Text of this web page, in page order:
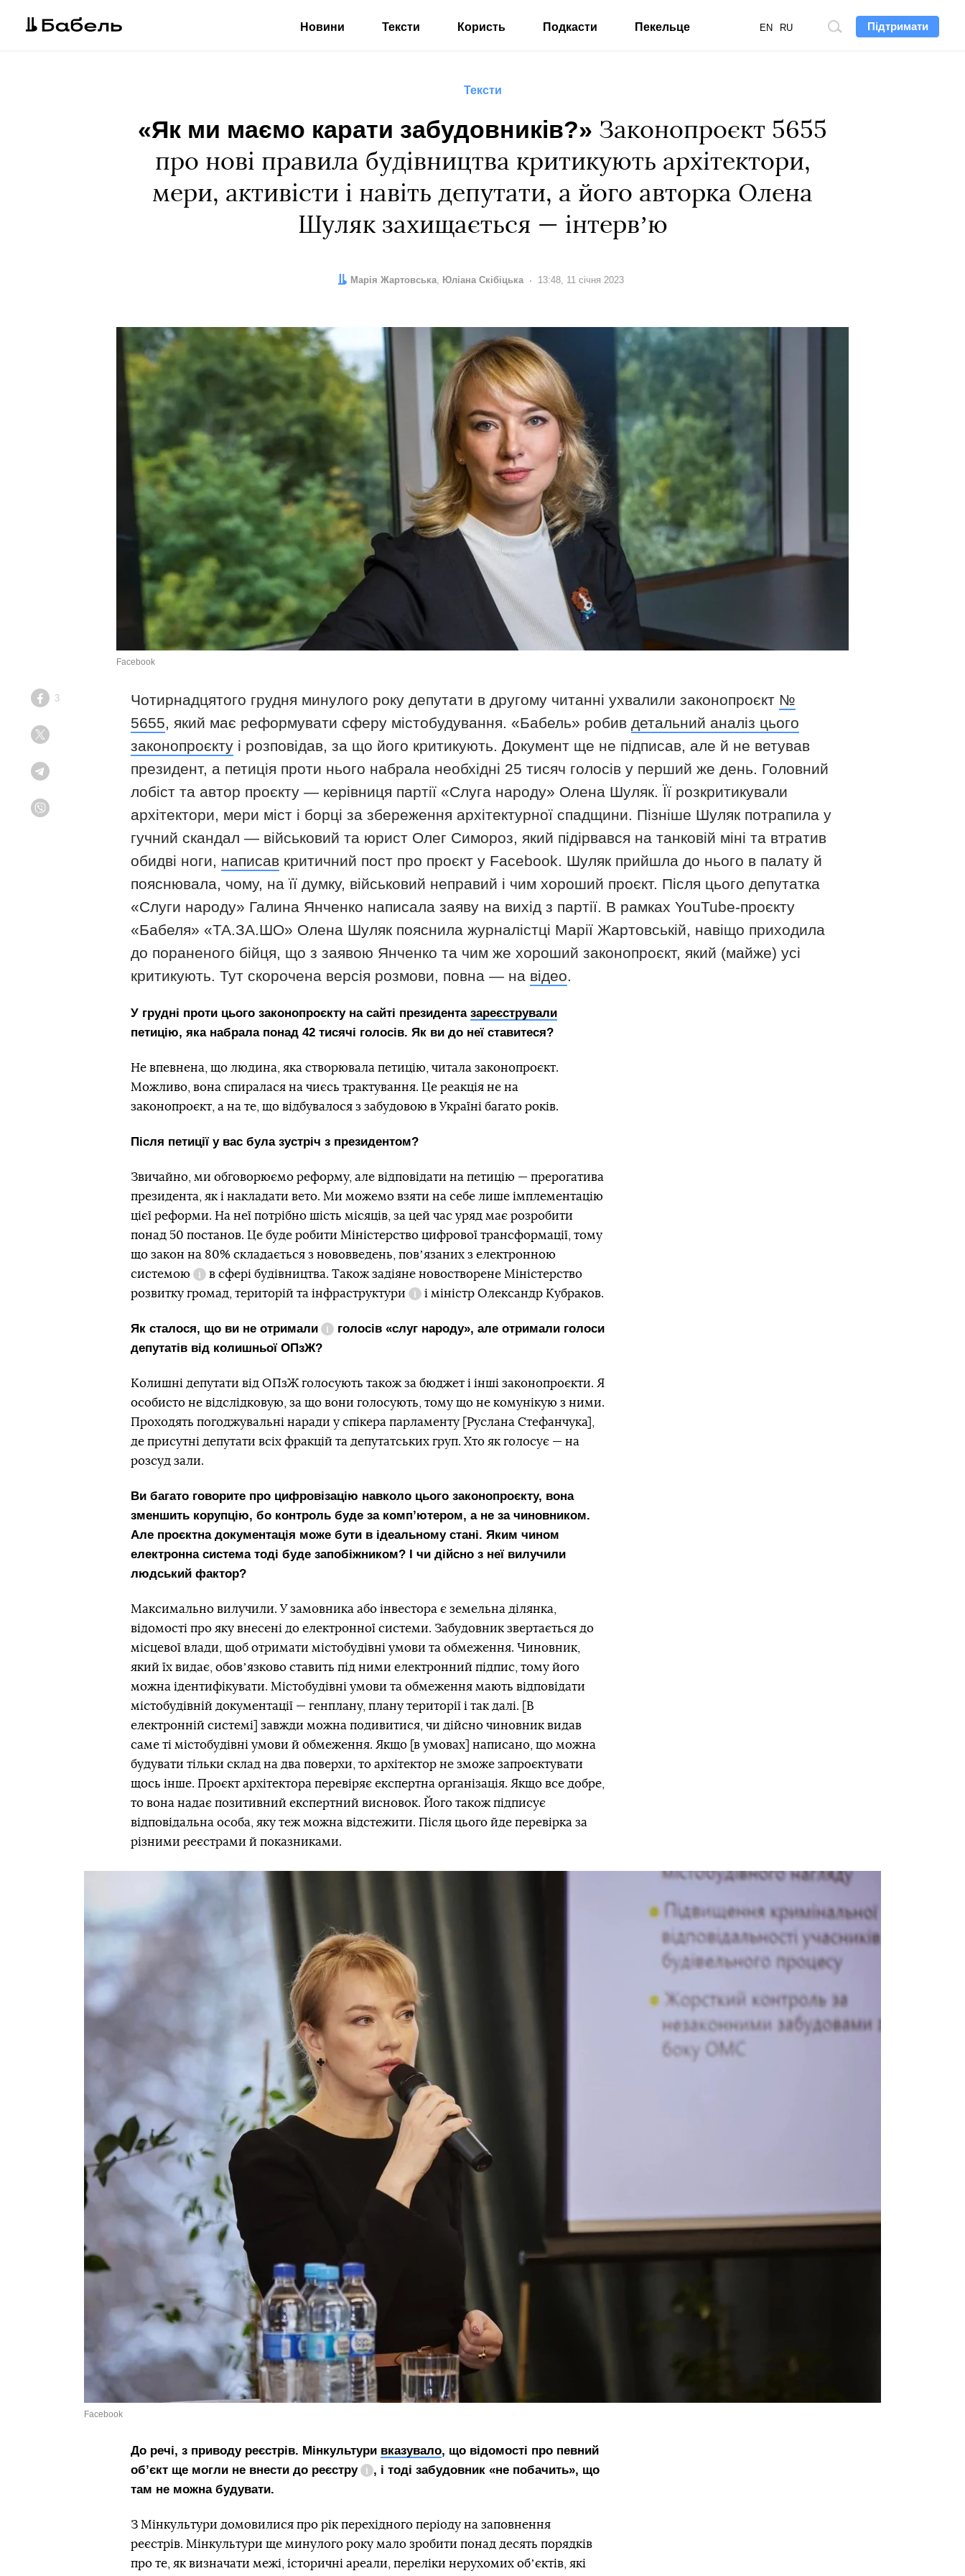
Підтримати
Пошук
EN RU
Новини Тексти Користь Подкасти Пекельце
Тексти
«Як ми маємо карати забудовників?» Законопроєкт 5655
про нові правила будівництва критикують архітектори,
мери, активісти і навіть депутати, а його авторка Олена
Шуляк захищається — інтервʼю
Автор:
Марія Жартовська
Редактор: Юліана Скібіцька Дата:
13:48, 11 січня 2023
Facebook
Facebook
3 Чотирнадцятого грудня минулого року депутати в другому читанні ухвалили законопроєкт №
5655, який має реформувати сферу містобудування. «Бабель» робив детальний аналіз цього
законопроєкту і розповідав, за що його критикують. Документ ще не підписав, але й не ветував
президент, а петиція проти нього набрала необхідні 25 тисяч голосів у перший же день. Головний
лобіст та автор проєкту — керівниця партії «Слуга народу» Олена Шуляк. Її розкритикували
архітектори, мери міст і борці за збереження архітектурної спадщини. Пізніше Шуляк потрапила у
гучний скандал ― військовий та юрист Олег Симороз, який підірвався на танковій міні та втратив
обидві ноги, написав критичний пост про проєкт у Facebook. Шуляк прийшла до нього в палату й
пояснювала, чому, на її думку, військовий неправий і чим хороший проєкт. Після цього депутатка
«Слуги народу» Галина Янченко написала заяву на вихід з партії. В рамках YouTube-проєкту
«Бабеля» «ТА.ЗА.ШО» Олена Шуляк пояснила журналістці Марії Жартовській, навіщо приходила
до пораненого бійця, що з заявою Янченко та чим же хороший законопроєкт, який (майже) усі
критикують. Тут скорочена версія розмови, повна — на відео.
У грудні проти цього законопроєкту на сайті президента зареєстрували
петицію, яка набрала понад 42 тисячі голосів. Як ви до неї ставитеся?
Не впевнена, що людина, яка створювала петицію, читала законопроєкт.
Можливо, вона спиралася на чиєсь трактування. Це реакція не на
законопроєкт, а на те, що відбувалося з забудовою в Україні багато років.
Після петиції у вас була зустріч з президентом?
Звичайно, ми обговорюємо реформу, але відповідати на петицію — прерогатива
президента, як і накладати вето. Ми можемо взяти на себе лише імплементацію
цієї реформи. На неї потрібно шість місяців, за цей час уряд має розробити
понад 50 постанов. Це буде робити Міністерство цифрової трансформації, тому
що закон на 80% складається з нововведень, повʼязаних з електронною
системою
Довідка
в сфері будівництва. Також задіяне новостворене Міністерство
розвитку громад, територій та інфраструктури
Довідка
і міністр Олександр Кубраков.
Як сталося, що ви не отримали
Довідка
голосів «слуг народу», але отримали голоси
депутатів від колишньої ОПзЖ?
Колишні депутати від ОПзЖ голосують також за бюджет і інші законопроєкти. Я
особисто не відслідковую, за що вони голосують, тому що не комунікую з ними.
Проходять погоджувальні наради у спікера парламенту [Руслана Стефанчука],
де присутні депутати всіх фракцій та депутатських груп. Хто як голосує — на
розсуд зали.
Ви багато говорите про цифровізацію навколо цього законопроєкту, вона
зменшить корупцію, бо контроль буде за компʼютером, а не за чиновником.
Але проєктна документація може бути в ідеальному стані. Яким чином
електронна система тоді буде запобіжником? І чи дійсно з неї вилучили
людський фактор?
Максимально вилучили. У замовника або інвестора є земельна ділянка,
відомості про яку внесені до електронної системи. Забудовник звертається до
місцевої влади, щоб отримати містобудівні умови та обмеження. Чиновник,
який їх видає, обовʼязково ставить під ними електронний підпис, тому його
можна ідентифікувати. Містобудівні умови та обмеження мають відповідати
містобудівній документації — генплану, плану території і так далі. [В
електронній системі] завжди можна подивитися, чи дійсно чиновник видав
саме ті містобудівні умови й обмеження. Якщо [в умовах] написано, що можна
будувати тільки склад на два поверхи, то архітектор не зможе запроєктувати
щось інше. Проєкт архітектора перевіряє експертна організація. Якщо все добре,
то вона надає позитивний експертний висновок. Його також підписує
відповідальна особа, яку теж можна відстежити. Після цього йде перевірка за
різними реєстрами й показниками.
Facebook
До речі, з приводу реєстрів. Мінкультури вказувало, що відомості про певний
обʼєкт ще могли не внести до реєстру
Довідка
, і тоді забудовник «не побачить», що
там не можна будувати.
З Мінкультури домовилися про рік перехідного періоду на заповнення
реєстрів. Мінкультури ще минулого року мало зробити понад десять порядків
про те, як визначати межі, історичні ареали, переліки нерухомих обʼєктів, які